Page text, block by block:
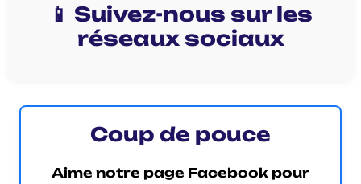
📱 Suivez-nous sur les
réseaux sociaux
Coup de pouce
Aime notre page Facebook pour